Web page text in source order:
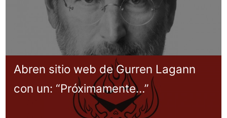
Abren sitio web de Gurren Lagann
con un: “Próximamente…”